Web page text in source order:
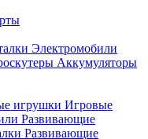
Электромобили
Аккумуляторы
игрушки Игровые
Развивающие
Развивающие